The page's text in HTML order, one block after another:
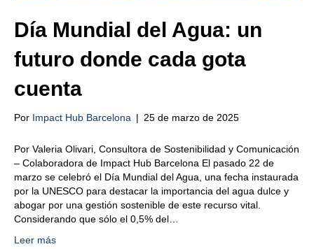
Día Mundial del Agua: un
futuro donde cada gota
cuenta
Por Impact Hub Barcelona | 25 de marzo de 2025
Por Valeria Olivari, Consultora de Sostenibilidad y Comunicación
– Colaboradora de Impact Hub Barcelona El pasado 22 de
marzo se celebró el Día Mundial del Agua, una fecha instaurada
por la UNESCO para destacar la importancia del agua dulce y
abogar por una gestión sostenible de este recurso vital.
Considerando que sólo el 0,5% del…
Leer más